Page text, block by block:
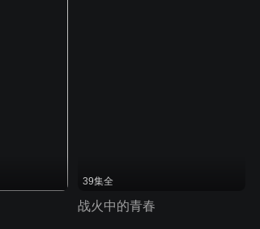
39集全
战火中的青春